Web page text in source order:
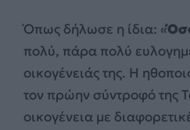
Όπως δήλωσε η ίδια: «
πολύ, πάρα πολύ
οικογένειάς της. Η
τον πρώην σύντροφό της
οικογένεια με